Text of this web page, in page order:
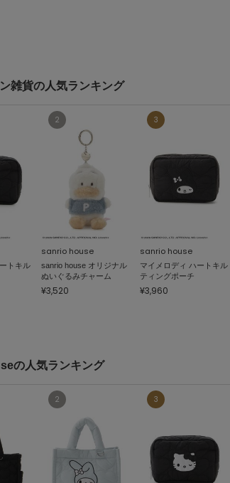
雑貨の人気ランキング
トキル
sanrio house
sanrio house オリジナル
ぬいぐるみチャーム
¥3,520
sanrio house
マイメロディ ハートキル
ティングポーチ
¥3,960
の人気ランキング